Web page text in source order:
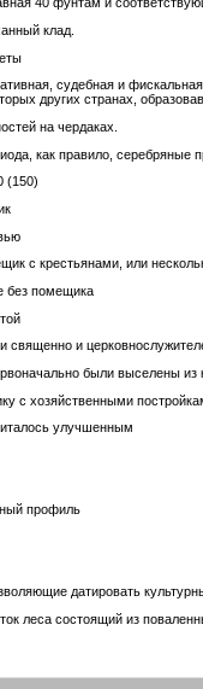
40 фунтам и
клад.
судебная и
других странах,
на чердаках.
как правило,
(150)
с крестьянами, или
без помещика
священно и
были выселены из
с хозяйственными
улучшенным
профиль
датировать
леса состоящий из